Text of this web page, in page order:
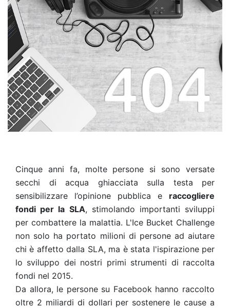
Cinque anni fa, molte persone si sono versate
secchi di acqua ghiacciata sulla testa per
sensibilizzare l’opinione pubblica e raccogliere
fondi per la SLA, stimolando importanti sviluppi
per combattere la malattia. L'Ice Bucket Challenge
non solo ha portato milioni di persone ad aiutare
chi è affetto dalla SLA, ma è stata l'ispirazione per
lo sviluppo dei nostri primi strumenti di raccolta
fondi nel 2015.
Da allora, le persone su Facebook hanno raccolto
oltre 2 miliardi di dollari per sostenere le cause a